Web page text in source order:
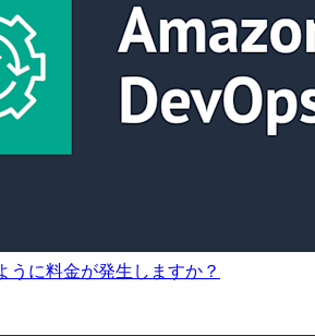
うに料金が発生しますか？